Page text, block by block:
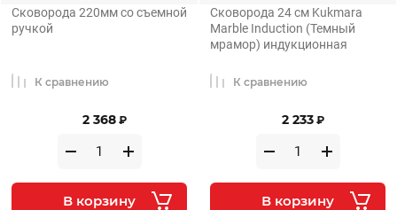
Сковорода 220мм со съемной
ручкой
2 368 ₽
К сравнению
В корзину
Сковорода 24 см Kukmara
Marble Induction (Темный
мрамор) индукционная
2 233 ₽
К сравнению
В корзину